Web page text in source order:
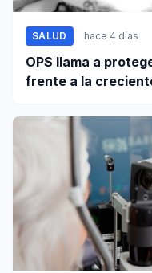
SALUD hace 4 días
OPS llama a
frente a la